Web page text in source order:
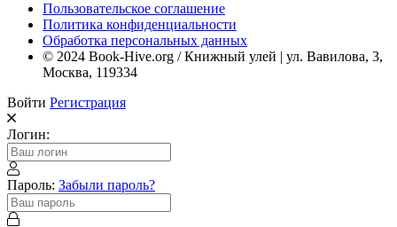
Пользовательское соглашение
Политика конфиденциальности
Обработка персональных данных
© 2024 Book-Hive.org / Книжный улей | ул. Вавилова, 3,
Москва, 119334
Войти Регистрация
Логин:
Пароль: Забыли пароль?